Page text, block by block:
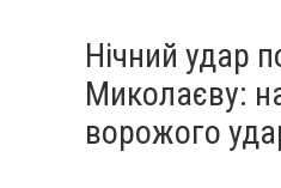
Нічний удар
Миколаєву:
ворожого